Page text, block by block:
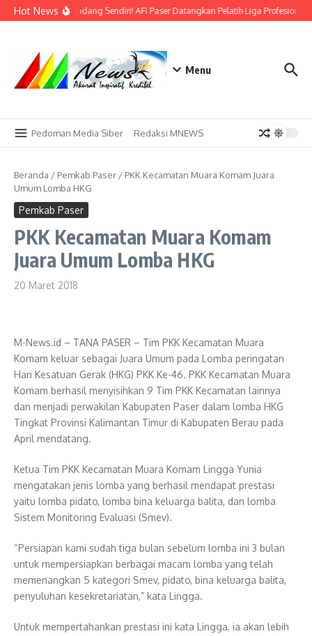
Lewati ke konten
Hot News
Bidik Emas di Kandang Sendiri! AFI Paser Datangkan Pelatih Liga Profesional
Menu
Pedoman Media Siber Redaksi MNEWS
Beranda / Pemkab Paser / PKK Kecamatan Muara Komam Juara
Umum Lomba HKG
Pemkab Paser
PKK Kecamatan Muara Komam
Juara Umum Lomba HKG
20 Maret 2018
M-News.id – TANA PASER – Tim PKK Kecamatan Muara
Komam keluar sebagai Juara Umum pada Lomba peringatan
Hari Kesatuan Gerak (HKG) PKK Ke-46. PKK Kecamatan Muara
Komam berhasil menyisihkan 9 Tim PKK Kecamatan lainnya
dan menjadi perwakilan Kabupaten Paser dalam lomba HKG
Tingkat Provinsi Kalimantan Timur di Kabupaten Berau pada
April mendatang.
Ketua Tim PKK Kecamatan Muara Komam Lingga Yunia
mengatakan jenis lomba yang berhasil mendapat prestasi
yaitu lomba pidato, lomba bina keluarga balita, dan lomba
Sistem Monitoring Evaluasi (Smev).
“Persiapan kami sudah tiga bulan sebelum lomba ini 3 bulan
untuk mempersiapkan berbagai macam lomba yang telah
memenangkan 5 kategori Smev, pidato, bina keluarga balita,
penyuluhan kesekretariatan,” kata Lingga.
Untuk mempertahankan prestasi ini kata Lingga, ia akan lebih